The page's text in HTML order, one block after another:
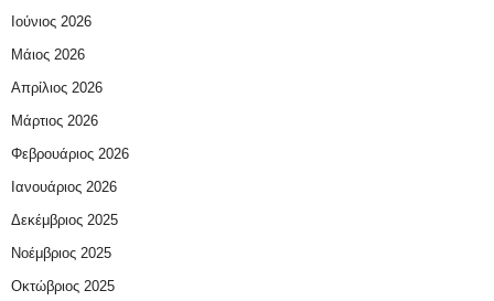
Ιούνιος 2026
Μάιος 2026
Απρίλιος 2026
Μάρτιος 2026
Φεβρουάριος 2026
Ιανουάριος 2026
Δεκέμβριος 2025
Νοέμβριος 2025
Οκτώβριος 2025